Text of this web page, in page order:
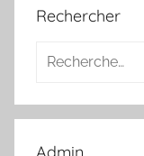
Rechercher
Recherche
:
Admin